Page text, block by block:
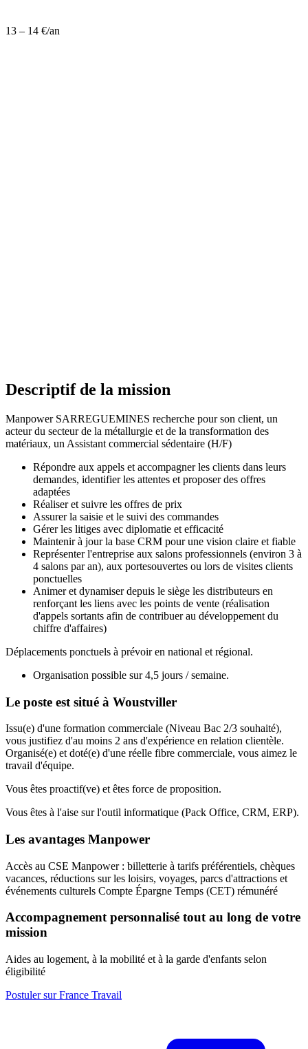
13 – 14 €/an
Descriptif de la mission
Manpower SARREGUEMINES recherche pour son client, un
acteur du secteur de la métallurgie et de la transformation des
matériaux, un Assistant commercial sédentaire (H/F)
Répondre aux appels et accompagner les clients dans leurs
demandes, identifier les attentes et proposer des offres
adaptées
Réaliser et suivre les offres de prix
Assurer la saisie et le suivi des commandes
Gérer les litiges avec diplomatie et efficacité
Maintenir à jour la base CRM pour une vision claire et fiable
Représenter l'entreprise aux salons professionnels (environ 3 à
4 salons par an), aux portesouvertes ou lors de visites clients
ponctuelles
Animer et dynamiser depuis le siège les distributeurs en
renforçant les liens avec les points de vente (réalisation
d'appels sortants afin de contribuer au développement du
chiffre d'affaires)
Déplacements ponctuels à prévoir en national et régional.
Organisation possible sur 4,5 jours / semaine.
Le poste est situé à Woustviller
Issu(e) d'une formation commerciale (Niveau Bac 2/3 souhaité),
vous justifiez d'au moins 2 ans d'expérience en relation clientèle.
Organisé(e) et doté(e) d'une réelle fibre commerciale, vous aimez le
travail d'équipe.
Vous êtes proactif(ve) et êtes force de proposition.
Vous êtes à l'aise sur l'outil informatique (Pack Office, CRM, ERP).
Les avantages Manpower
Accès au CSE Manpower : billetterie à tarifs préférentiels, chèques
vacances, réductions sur les loisirs, voyages, parcs d'attractions et
événements culturels Compte Épargne Temps (CET) rémunéré
Accompagnement personnalisé tout au long de votre
mission
Aides au logement, à la mobilité et à la garde d'enfants selon
éligibilité
Postuler sur France Travail